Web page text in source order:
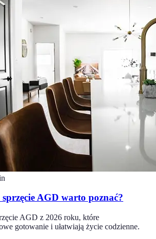
AGD warto poznać?
AGD z 2026 roku, które
gotowanie i ułatwiają życie codzienne.